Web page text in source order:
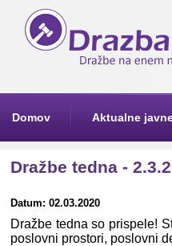
Domov Aktualne
Dražbe tedna -
Datum: 02.03.2020
Dražbe tedna so prispele!
poslovni prostori, poslovni